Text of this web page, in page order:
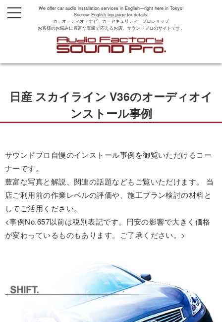
We offer car audio installation services in English—right here in Tokyo!
See our English top pagefor details!
カーオーディオ・ナビ カーセキュリティ プロショップ
お客様のお悩みに豊富な実績で応えるお店。サウンドプロのサイトです。
t
o
a
a
t
n
日産 スカイライン V36のオーディオイ
ンストール事例
サウンドプロ自慢のインストール事例を御覧いただけるコー
ナーです。
豊富な写真と解説、関連の話題などもご覧いただけます。 当
店ご利用前の作業レベルの評価や、施工プラン検討の材料と
してご活用ください。
<事例No.657以前は税別表記です。円安の影響で大きく価格
が変わっているものもあります。ご了承ください。>